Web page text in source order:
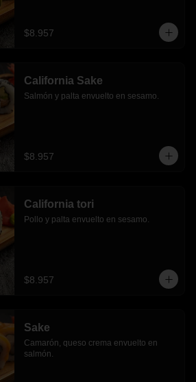
$8.957
California Sake
Salmón y palta envuelto en sesamo.
$8.957
California tori
Pollo y palta envuelto en sesamo.
$8.957
Sake
Camarón, queso crema envuelto en
salmón.